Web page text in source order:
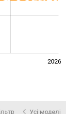
2026
Усі моделі